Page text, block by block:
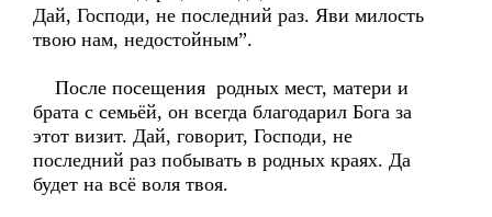
Дай, Господи, не последний раз. Яви милость
твою нам, недостойным”.
После посещения родных мест, матери и
брата с семьёй, он всегда благодарил Бога за
этот визит. Дай, говорит, Господи, не
последний раз побывать в родных краях. Да
будет на всё воля твоя.